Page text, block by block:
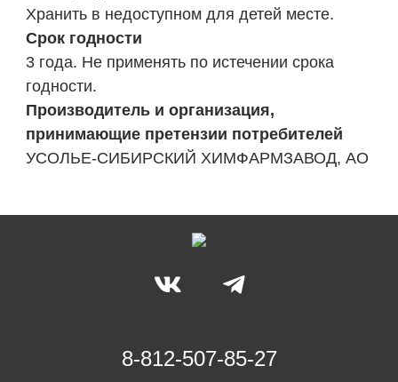
Хранить в недоступном для детей месте.
Срок годности
3 года. Не применять по истечении срока
годности.
Производитель и организация,
принимающие претензии потребителей
УСОЛЬЕ-СИБИРСКИЙ ХИМФАРМЗАВОД, АО
8-812-507-85-27